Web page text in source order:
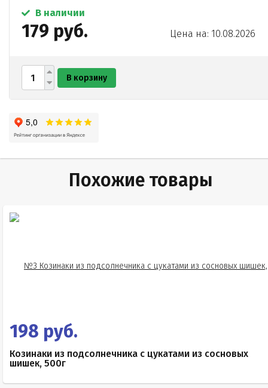
В наличии
179 руб. Цена на: 10.08.2026
В корзину
Похожие товары
198 руб.
Козинаки из подсолнечника с цукатами из сосновых
шишек, 500г